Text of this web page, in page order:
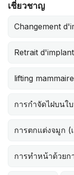
เชี่ยวชาญ
Changement
Retrait
lifting
การกำจัดไฝบนใ
การตกแต่งจมูก (
การทำหน้าด้วยก